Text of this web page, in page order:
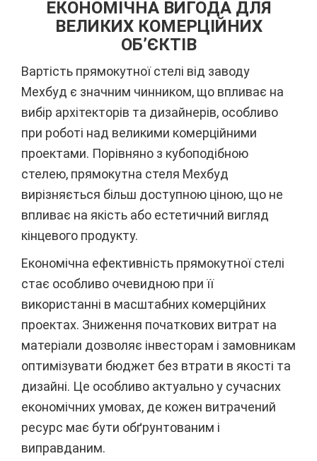
ЕКОНОМІЧНА ВИГОДА ДЛЯ
ВЕЛИКИХ КОМЕРЦІЙНИХ
ОБ’ЄКТІВ
Вартість прямокутної стелі від заводу
Мехбуд є значним чинником, що впливає на
вибір архітекторів та дизайнерів, особливо
при роботі над великими комерційними
проектами. Порівняно з кубоподібною
стелею, прямокутна стеля Мехбуд
вирізняється більш доступною ціною, що не
впливає на якість або естетичний вигляд
кінцевого продукту.
Економічна ефективність прямокутної стелі
стає особливо очевидною при її
використанні в масштабних комерційних
проектах. Зниження початкових витрат на
матеріали дозволяє інвесторам і замовникам
оптимізувати бюджет без втрати в якості та
дизайні. Це особливо актуально у сучасних
економічних умовах, де кожен витрачений
ресурс має бути обґрунтованим і
виправданим.